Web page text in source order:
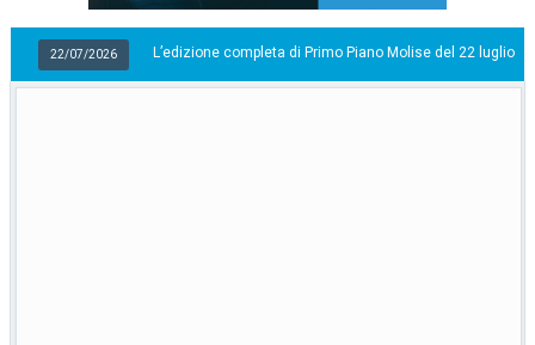
L’edizione completa di Primo Piano Molise del 22 luglio 22/